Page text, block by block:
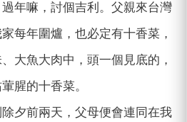
過年嘛，討個吉利。父親來台灣
每年圍爐，也必定有十香菜，
大魚大肉中，頭一個見底的，
腥的十香菜。
夕前兩天，父母便會連同在我